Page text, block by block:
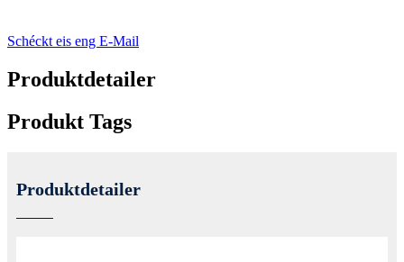
Schéckt eis eng E-Mail
Produktdetailer
Produkt Tags
Produktdetailer